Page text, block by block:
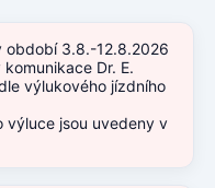
období 3.8.-12.8.2026
Dr. E.
výlukového jízdního
výluce jsou uvedeny v